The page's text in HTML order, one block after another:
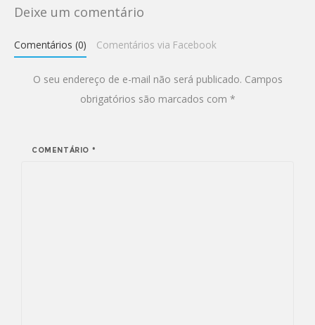
Deixe um comentário
Comentários (0) Comentários via Facebook
O seu endereço de e-mail não será publicado. Campos
obrigatórios são marcados com *
COMENTÁRIO *